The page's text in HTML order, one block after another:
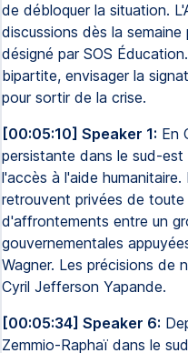
de débloquer la situation.
discussions dès la
désigné par SOS
bipartite, envisager la
pour sortir de la crise.
[00:05:10] Speaker 1: En
persistante dans le sud-
l'accès à l'aide
retrouvent privées de
d'affrontements entre un
gouvernementales
Wagner. Les précisions de
Cyril Jefferson Yapande.
[00:05:34] Speaker 6:
Zemmio-Raphaï dans le